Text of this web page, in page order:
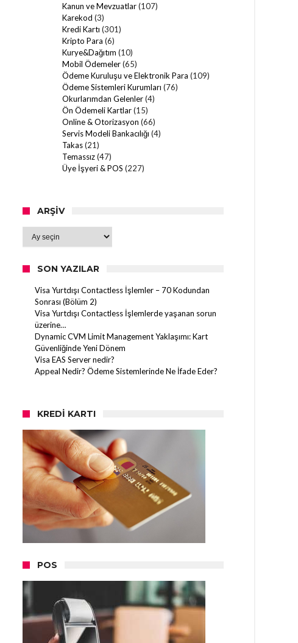
Kanun ve Mevzuatlar(107)
Karekod (3)
Kredi Kartı (301)
Kripto Para (6)
Kurye&Dağıtım (10)
Mobil Ödemeler(65)
Ödeme Kuruluşu ve Elektronik Para (109)
Ödeme Sistemleri Kurumları (76)
Okurlarımdan Gelenler(4)
Ön Ödemeli Kartlar(15)
Online & Otorizasyon (66)
Servis Modeli Bankacılığı (4)
Takas(21)
Temassız(47)
Üye İşyeri & POS (227)
ARŞIV
SON YAZILAR
Visa Yurtdışı Contactless İşlemler – 70 Kodundan
Sonrası (Bölüm 2)
Visa Yurtdışı Contactless İşlemlerde yaşanan sorun
üzerine…
Dynamic CVM Limit Management Yaklaşımı: Kart
Güvenliğinde Yeni Dönem
Visa EAS Server nedir?
Appeal Nedir? Ödeme Sistemlerinde Ne İfade Eder?
KREDI KARTI
POS